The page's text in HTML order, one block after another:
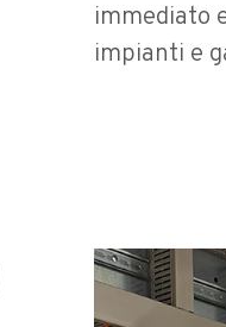
immediato
impianti e